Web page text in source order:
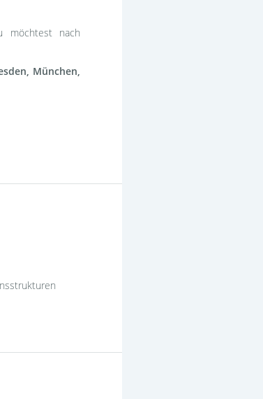
möchtest nach
München,